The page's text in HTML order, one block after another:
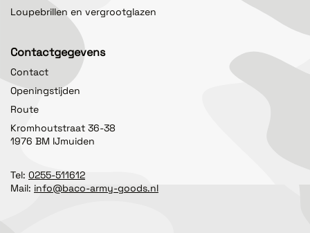
Loupebrillen en vergrootglazen
Contactgegevens
Contact
Openingstijden
Route
Kromhoutstraat 36-38
1976 BM IJmuiden
Tel: 0255-511612
Mail: info@baco-army-goods.nl